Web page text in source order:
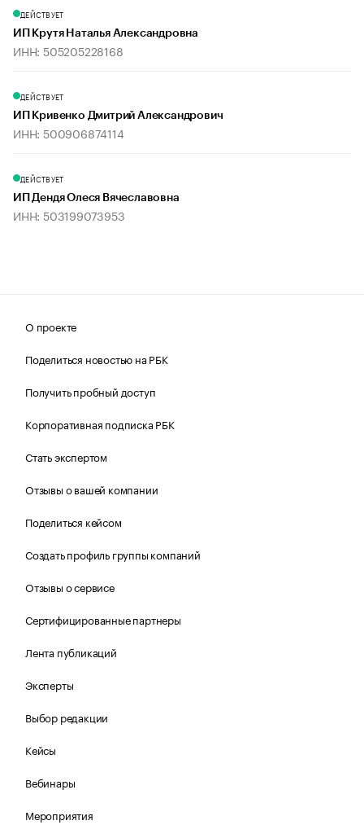
ДЕЙСТВУЕТ
ИП Крутя Наталья Александровна
ИНН: 505205228168
ДЕЙСТВУЕТ
ИП Кривенко Дмитрий Александрович
ИНН: 500906874114
ДЕЙСТВУЕТ
ИП Дендя Олеся Вячеславовна
ИНН: 503199073953
О проекте
Поделиться новостью на РБК
Получить пробный доступ
Корпоративная подписка РБК
Стать экспертом
Отзывы о вашей компании
Поделиться кейсом
Создать профиль группы компаний
Отзывы о сервисе
Сертифицированные партнеры
Лента публикаций
Эксперты
Выбор редакции
Кейсы
Вебинары
Мероприятия